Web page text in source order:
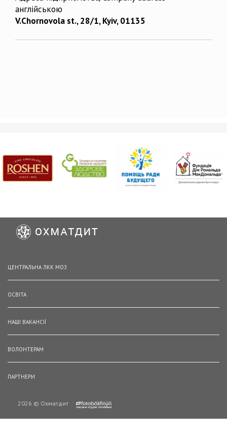
англійською
V.Chornovola st., 28/1, Kyiv, 01135
ЦЕНТРАЛЬНА ЛКК МОЗ
ОСВІТА
НАШІ ВАКАНСІЇ
ВОЛОНТЕРАМ
ПАРТНЕРИ
2026 © Охматдит